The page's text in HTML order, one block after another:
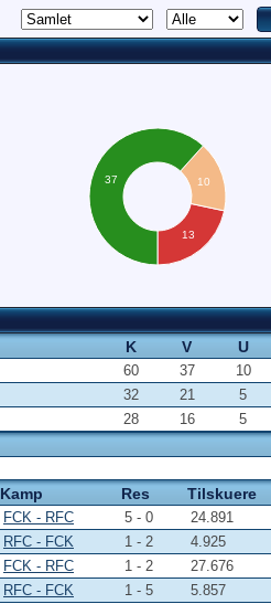
13
10
37
K
V U
60 37
10
32 21
5
28 16 5
Kamp Res Tilskuere
FCK - RFC 5 - 0
24.891
RFC - FCK 1 - 2
4.925
FCK - RFC 1 - 2
27.676
RFC - FCK 1 - 5
5.857